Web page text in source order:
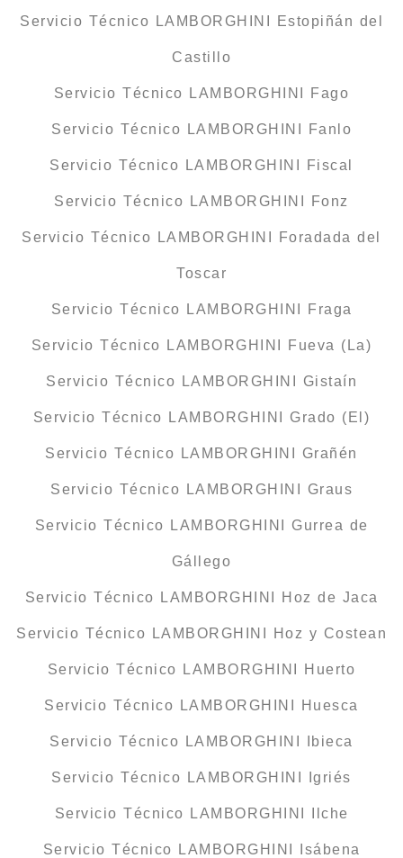
Servicio Técnico LAMBORGHINI Estopiñán del
Castillo
Servicio Técnico LAMBORGHINI Fago
Servicio Técnico LAMBORGHINI Fanlo
Servicio Técnico LAMBORGHINI Fiscal
Servicio Técnico LAMBORGHINI Fonz
Servicio Técnico LAMBORGHINI Foradada del
Toscar
Servicio Técnico LAMBORGHINI Fraga
Servicio Técnico LAMBORGHINI Fueva (La)
Servicio Técnico LAMBORGHINI Gistaín
Servicio Técnico LAMBORGHINI Grado (El)
Servicio Técnico LAMBORGHINI Grañén
Servicio Técnico LAMBORGHINI Graus
Servicio Técnico LAMBORGHINI Gurrea de
Gállego
Servicio Técnico LAMBORGHINI Hoz de Jaca
Servicio Técnico LAMBORGHINI Hoz y Costean
Servicio Técnico LAMBORGHINI Huerto
Servicio Técnico LAMBORGHINI Huesca
Servicio Técnico LAMBORGHINI Ibieca
Servicio Técnico LAMBORGHINI Igriés
Servicio Técnico LAMBORGHINI Ilche
Servicio Técnico LAMBORGHINI Isábena